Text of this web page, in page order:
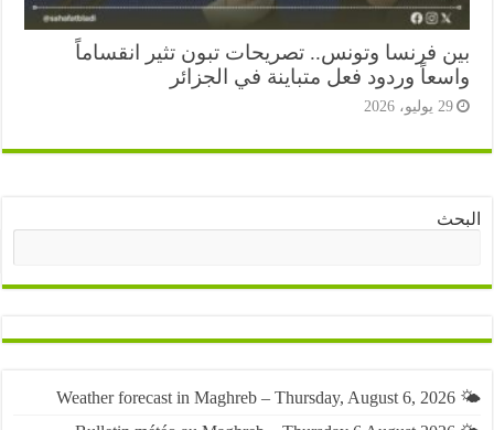
فرنسا وتونس.. تصريحات تبون تثير انقساماً
وردود فعل متباينة في الجزائر